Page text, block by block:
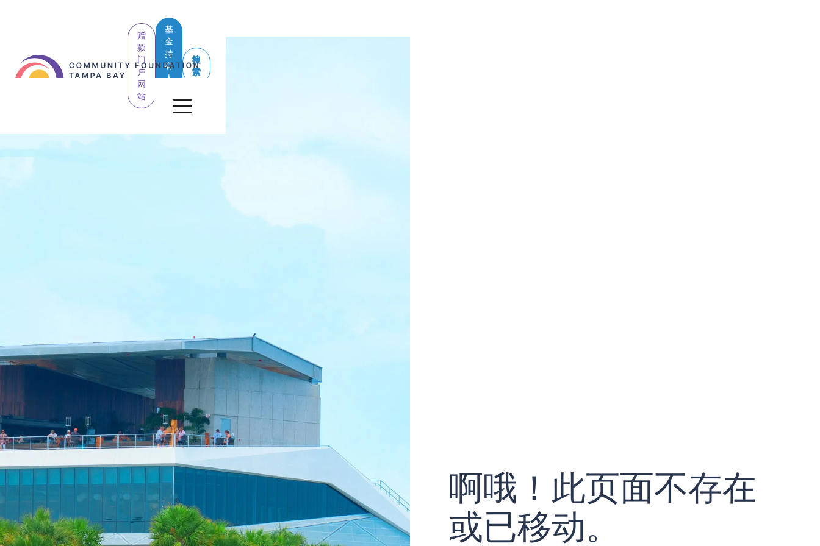
赠
款
门
户
网
站
基
金
持
有
人
录
搜
索
啊哦！此页面不存在
或已移动。